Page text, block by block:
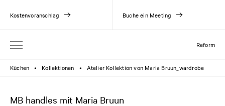
Reform
Kostenvoranschlag Buche ein Meeting
Küchen ● Kollektionen ● Atelier Kollektion von Maria Bruun_wardrobe
MB handles mit Maria Bruun